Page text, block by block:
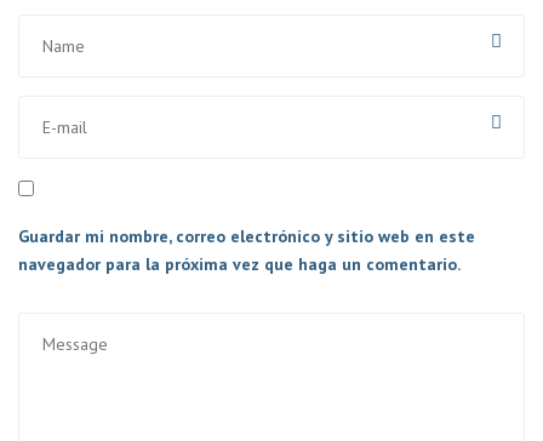
Guardar mi nombre, correo electrónico y sitio web en este
navegador para la próxima vez que haga un comentario.